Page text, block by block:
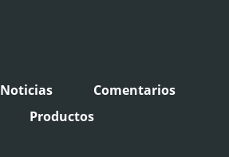
Noticias
Comentarios
Productos